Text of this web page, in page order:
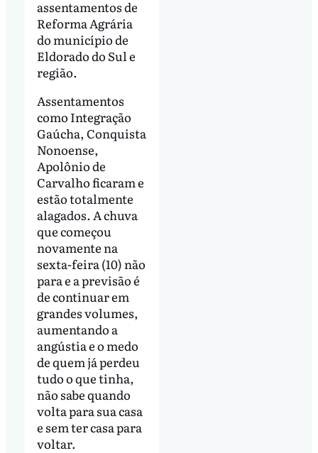
assentamentos de
Reforma Agrária
do município de
Eldorado do Sul e
região.
Assentamentos
como Integração
Gaúcha, Conquista
Nonoense,
Apolônio de
Carvalho ficaram e
estão totalmente
alagados. A chuva
que começou
novamente na
sexta-feira (10) não
para e a previsão é
de continuar em
grandes volumes,
aumentando a
angústia e o medo
de quem já perdeu
tudo o que tinha,
não sabe quando
volta para sua casa
e sem ter casa para
voltar.